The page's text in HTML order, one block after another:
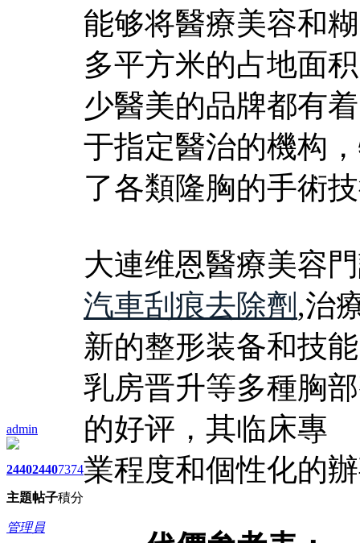
admin
2440
主題
2440
帖子
7374
積分
管理員
能够将醫療美容和
多平方米的占地面
少醫美的品牌都有
于指定醫治的機构
了各類隆胸的手術
大連维恩醫療美容
汽車刮痕去除劑 ,治
新的整形装备和技
乳房晋升等多種胸
的好评，其临床專
業程度和個性化的